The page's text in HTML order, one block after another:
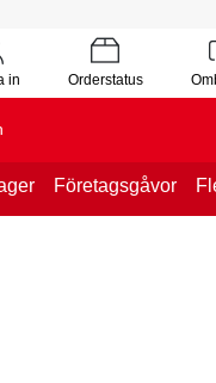
in Orderstatus
Företagsgåvor